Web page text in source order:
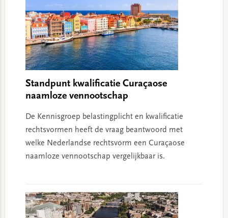
Standpunt kwalificatie Curaçaose
naamloze vennootschap
De Kennisgroep belastingplicht en kwalificatie
rechtsvormen heeft de vraag beantwoord met
welke Nederlandse rechtsvorm een Curaçaose
naamloze vennootschap vergelijkbaar is.